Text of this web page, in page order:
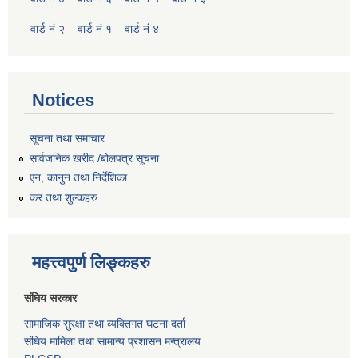
वार्ड नं २ वार्ड नं १ वार्ड नं ४
Notices
सूचना तथा समाचार
सार्वजनिक खरीद /बोलपत्र सूचना
एन, कानुन तथा निर्देशिका
कर तथा शुल्कहरु
महत्त्वपुर्ण लिङ्कहरु
संघिय सरकार
सामाजिक सुरक्षा तथा व्यक्तिगत घटना दर्ता
संघिय मामिला तथा सामान्य प्रशासन मन्त्रालय